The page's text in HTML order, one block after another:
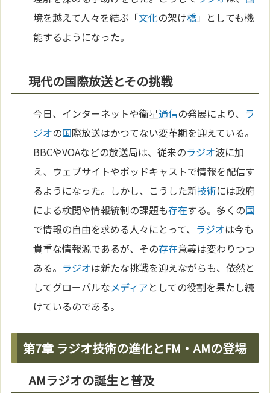
境を越えて人々を結ぶ「文化の架け橋」としても機
能するようになった。
現代の国際放送とその挑戦
今日、インターネットや衛星通信の発展により、 ラ
ジオの国際放送はかつてない変革期を迎えている。
BBCやVOAなどの放送局は、従来のラジオ波に加
え、ウェブサイトやポッドキャストで情報を配信す
るようになった。しかし、こうした新技術には政府
による検閲や情報統制の課題も存在する。多くの国
で情報の自由を求める人々にとって、 ラジオは今も
貴重な情報源であるが、その存在意義は変わりつつ
ある。 ラジオは新たな挑戦を迎えながらも、依然と
してグローバルなメディアとしての役割を果たし続
けているのである。
第7章 ラジオ技術の進化とFM・AMの登場
AMラジオの誕生と普及